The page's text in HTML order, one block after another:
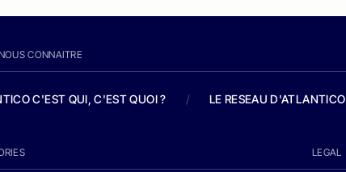
CONNAITRE
C'EST QUI, C'EST QUOI ? / LE RESEAU D'ATLANTICO
LEGAL